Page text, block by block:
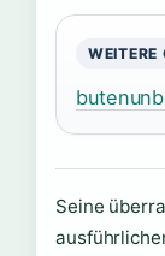
WEITERE
Seine